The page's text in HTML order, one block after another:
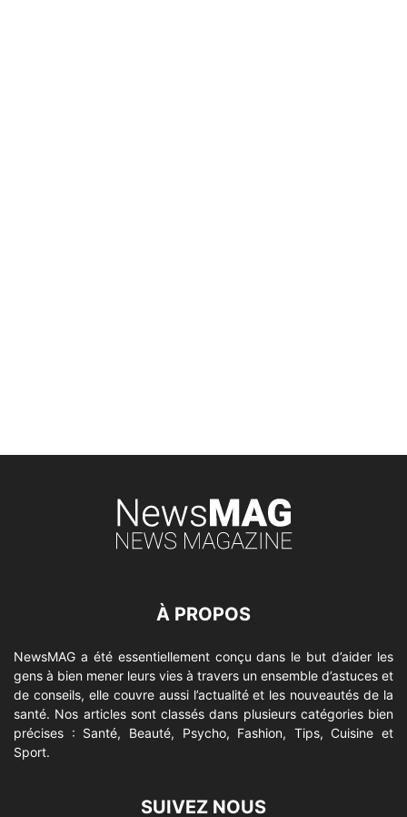
À PROPOS
NewsMAG a été essentiellement conçu dans le but d’aider les
gens à bien mener leurs vies à travers un ensemble d’astuces et
de conseils, elle couvre aussi l’actualité et les nouveautés de la
santé. Nos articles sont classés dans plusieurs catégories bien
précises : Santé, Beauté, Psycho, Fashion, Tips, Cuisine et
Sport.
SUIVEZ NOUS